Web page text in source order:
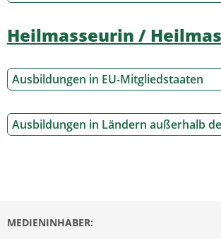
Heilmasseurin /
Ausbildungen in EU-Mitgliedstaaten
Ausbildungen in Ländern außerhalb
MEDIENINHABER: